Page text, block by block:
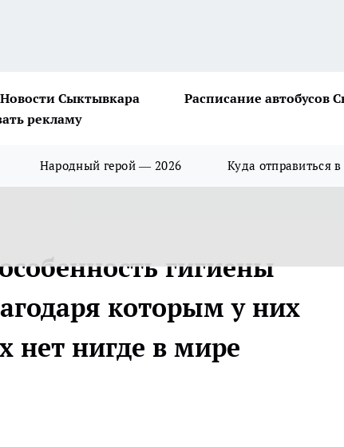
Новости Сыктывкара
Расписание автобусов
рекламу
Народный герой — 2026 Куда отправиться в
гигиены
которым у них
нет нигде в мире